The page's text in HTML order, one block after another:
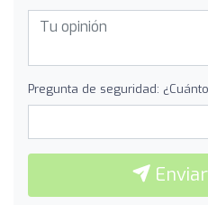
Pregunta de seguridad: